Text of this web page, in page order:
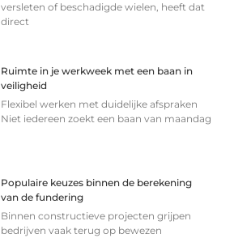
versleten of beschadigde wielen, heeft dat
direct
Ruimte in je werkweek met een baan in
veiligheid
Flexibel werken met duidelijke afspraken
Niet iedereen zoekt een baan van maandag
Populaire keuzes binnen de berekening
van de fundering
Binnen constructieve projecten grijpen
bedrijven vaak terug op bewezen